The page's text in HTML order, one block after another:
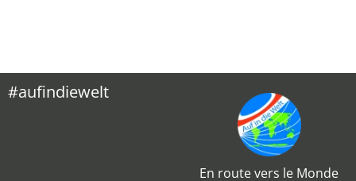
#aufindiewelt
En route vers le Monde